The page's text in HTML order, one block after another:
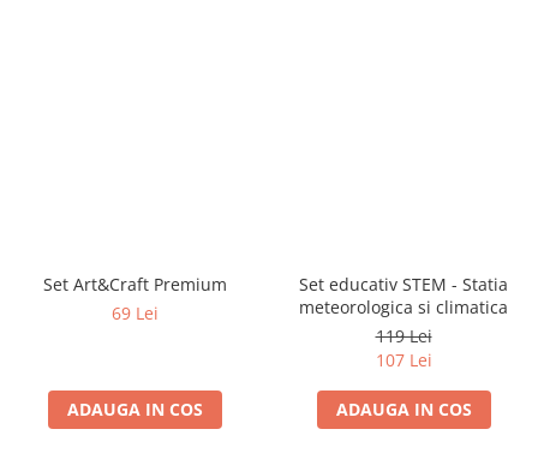
Set Art&Craft Premium
69 Lei
ADAUGA IN COS
Set educativ STEM - Statia
meteorologica si climatica
119 Lei
107 Lei
ADAUGA IN COS